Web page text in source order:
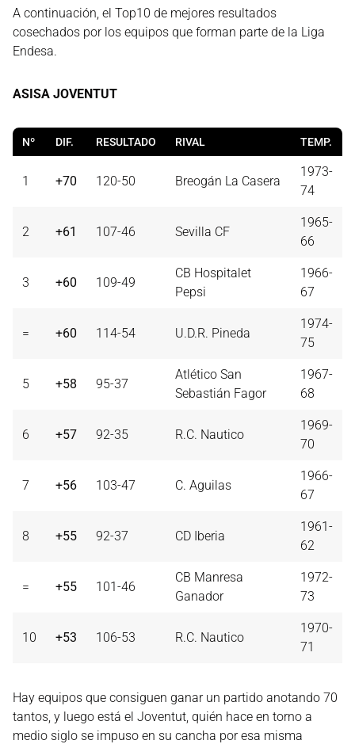
A continuación, el Top10 de mejores resultados
cosechados por los equipos que forman parte de la Liga
Endesa.
ASISA JOVENTUT
Nº DIF. RESULTADO RIVAL TEMP.
1 +70 120-50 Breogán La Casera
1973-
74
2 +61 107-46 Sevilla CF
1965-
66
3 +60 109-49
CB Hospitalet
Pepsi
1966-
67
= +60 114-54 U.D.R. Pineda
1974-
75
5 +58 95-37
Atlético San
Sebastián Fagor
1967-
68
6 +57 92-35 R.C. Nautico
1969-
70
7 +56 103-47 C. Aguilas
1966-
67
8 +55 92-37 CD Iberia
1961-
62
= +55 101-46
CB Manresa
Ganador
1972-
73
10 +53 106-53 R.C. Nautico
1970-
71
Hay equipos que consiguen ganar un partido anotando 70
tantos, y luego está el Joventut, quién hace en torno a
medio siglo se impuso en su cancha por esa misma